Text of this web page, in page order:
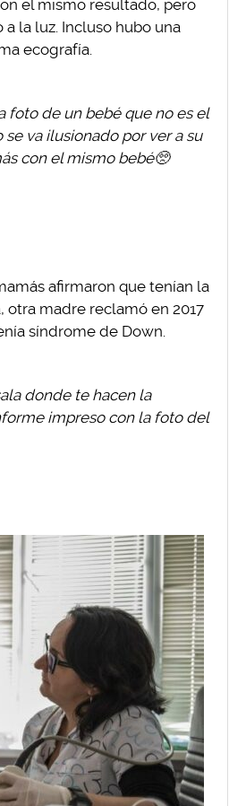
el mismo resultado, pero
la luz. Incluso hubo una
ecografía.
foto de un bebé que no es el
va ilusionado por ver a su
con el mismo bebé🥺
afirmaron que tenían la
otra madre reclamó en 2017
síndrome de Down.
donde te hacen la
impreso con la foto del